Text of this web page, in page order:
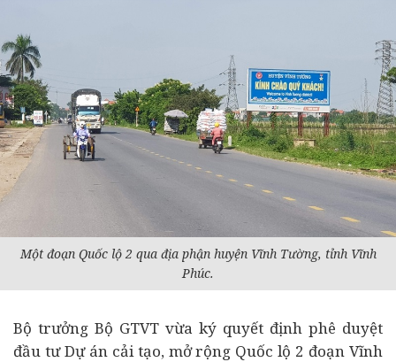
Một đoạn Quốc lộ 2 qua địa phận huyện Vĩnh Tường, tỉnh Vĩnh
Phúc.
Bộ trưởng Bộ GTVT vừa ký quyết định phê duyệt
đầu tư Dự áncải tạo, mở rộng Quốc lộ 2 đoạn Vĩnh